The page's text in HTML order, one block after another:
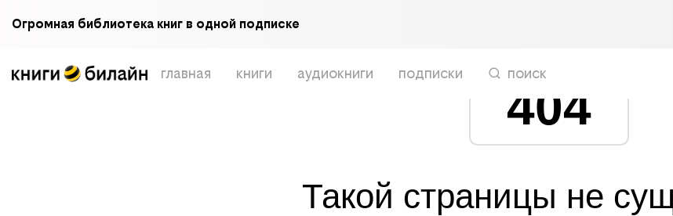
Огромная библиотека книг в одной подписке
главная книги аудиокниги подписки поиск
404
Такой страницы не